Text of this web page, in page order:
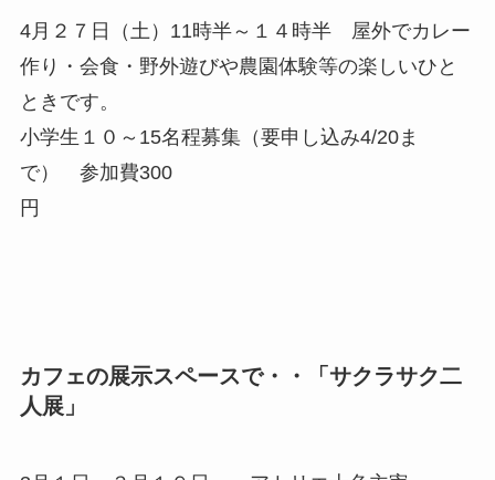
4月２７日（土）11時半～１４時半 屋外でカレー
作り・会食・野外遊びや農園体験等の楽しいひと
ときです。
小学生１０～15名程募集（要申し込み4/20ま
で） 参加費300
円
カフェの展示スペースで・・「サクラサク二
人展」